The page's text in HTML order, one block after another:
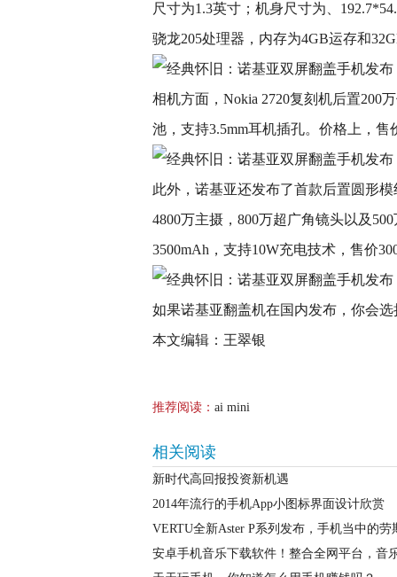
尺寸为1.3英寸；机身尺寸为、
骁龙205处理器，内存为4GB运存和
相机方面，Nokia 2720复刻机后置200
池，支持3.5mm耳机插孔。价格上，售
此外，诺基亚还发布了首款后置圆形
4800万主摄，800万超广角镜头以及
3500mAh，支持10W充电技术，售价
如果诺基亚翻盖机在国内发布，你会
本文编辑：王翠银
推荐阅读： ai mini
相关阅读
新时代高回报投资新机遇
2014年流行的手机App小图标界面设计欣赏
VERTU全新Aster P系列发布，手机当中的劳
安卓手机音乐下载软件！整合全网平台，音